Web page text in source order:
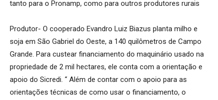
tanto para o Pronamp, como para outros produtores rurais
Produtor- O cooperado Evandro Luiz Biazus planta milho e
soja em São Gabriel do Oeste, a 140 quilômetros de Campo
Grande. Para custear financiamento do maquinário usado na
propriedade de 2 mil hectares, ele conta com a orientação e
apoio do Sicredi. “ Além de contar com o apoio para as
orientações técnicas de como usar o financiamento, o